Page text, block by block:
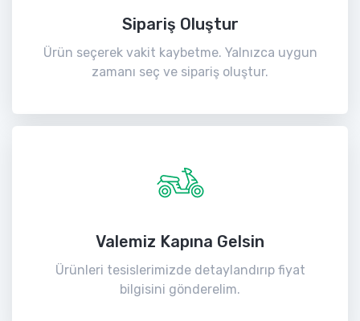
Sipariş Oluştur
Ürün seçerek vakit kaybetme. Yalnızca uygun
zamanı seç ve sipariş oluştur.
Valemiz Kapına Gelsin
Ürünleri tesislerimizde detaylandırıp fiyat
bilgisini gönderelim.